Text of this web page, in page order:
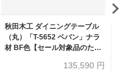
秋田木工 ダイニングテーブル
（丸）「T-5652 ベバン」ナラ
材 BF色【セール対象品のため
135,590 円